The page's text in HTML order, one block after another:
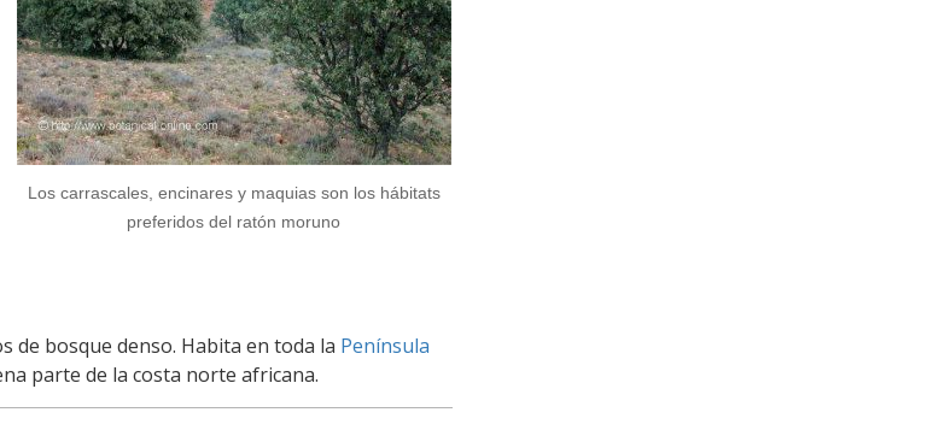
Los carrascales, encinares y maquias son los hábitats
preferidos del ratón moruno
de bosque denso. Habita en toda la Península
parte de la costa norte africana.